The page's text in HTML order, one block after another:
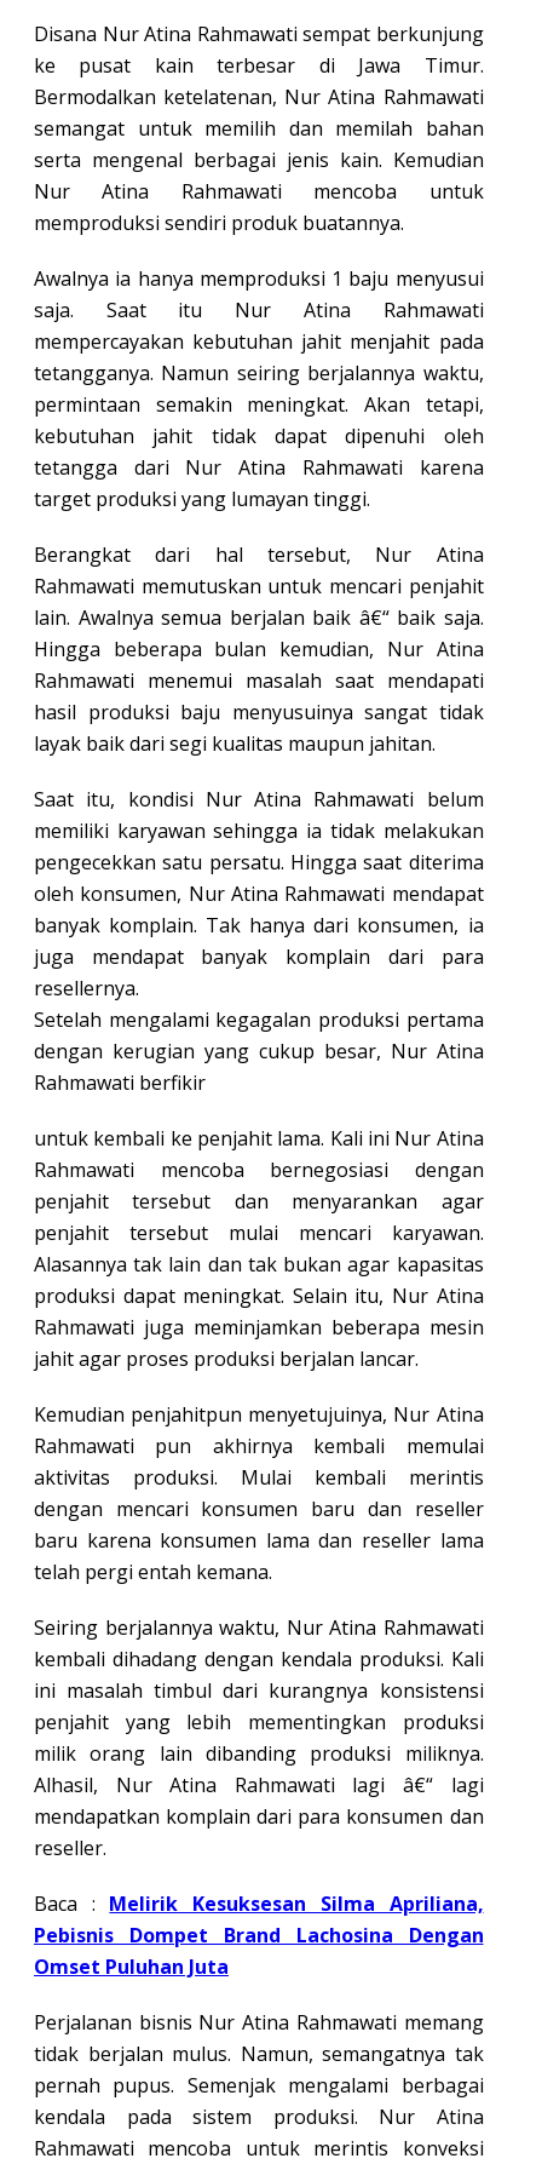
Disana Nur Atina Rahmawati sempat berkunjung
ke pusat kain terbesar di Jawa Timur.
Bermodalkan ketelatenan, Nur Atina Rahmawati
semangat untuk memilih dan memilah bahan
serta mengenal berbagai jenis kain. Kemudian
Nur Atina Rahmawati mencoba untuk
memproduksi sendiri produk buatannya.
Awalnya ia hanya memproduksi 1 baju menyusui
saja. Saat itu Nur Atina Rahmawati
mempercayakan kebutuhan jahit menjahit pada
tetangganya. Namun seiring berjalannya waktu,
permintaan semakin meningkat. Akan tetapi,
kebutuhan jahit tidak dapat dipenuhi oleh
tetangga dari Nur Atina Rahmawati karena
target produksi yang lumayan tinggi.
Berangkat dari hal tersebut, Nur Atina
Rahmawati memutuskan untuk mencari penjahit
lain. Awalnya semua berjalan baik â€“ baik saja.
Hingga beberapa bulan kemudian, Nur Atina
Rahmawati menemui masalah saat mendapati
hasil produksi baju menyusuinya sangat tidak
layak baik dari segi kualitas maupun jahitan.
Saat itu, kondisi Nur Atina Rahmawati belum
memiliki karyawan sehingga ia tidak melakukan
pengecekkan satu persatu. Hingga saat diterima
oleh konsumen, Nur Atina Rahmawati mendapat
banyak komplain. Tak hanya dari konsumen, ia
juga mendapat banyak komplain dari para
resellernya.
Setelah mengalami kegagalan produksi pertama
dengan kerugian yang cukup besar, Nur Atina
Rahmawati berfikir
untuk kembali ke penjahit lama. Kali ini Nur Atina
Rahmawati mencoba bernegosiasi dengan
penjahit tersebut dan menyarankan agar
penjahit tersebut mulai mencari karyawan.
Alasannya tak lain dan tak bukan agar kapasitas
produksi dapat meningkat. Selain itu, Nur Atina
Rahmawati juga meminjamkan beberapa mesin
jahit agar proses produksi berjalan lancar.
Kemudian penjahitpun menyetujuinya, Nur Atina
Rahmawati pun akhirnya kembali memulai
aktivitas produksi. Mulai kembali merintis
dengan mencari konsumen baru dan reseller
baru karena konsumen lama dan reseller lama
telah pergi entah kemana.
Seiring berjalannya waktu, Nur Atina Rahmawati
kembali dihadang dengan kendala produksi. Kali
ini masalah timbul dari kurangnya konsistensi
penjahit yang lebih mementingkan produksi
milik orang lain dibanding produksi miliknya.
Alhasil, Nur Atina Rahmawati lagi â€“ lagi
mendapatkan komplain dari para konsumen dan
reseller.
Baca : Melirik Kesuksesan Silma Apriliana,
Pebisnis Dompet Brand Lachosina Dengan
Omset Puluhan Juta
Perjalanan bisnis Nur Atina Rahmawati memang
tidak berjalan mulus. Namun, semangatnya tak
pernah pupus. Semenjak mengalami berbagai
kendala pada sistem produksi. Nur Atina
Rahmawati mencoba untuk merintis konveksi